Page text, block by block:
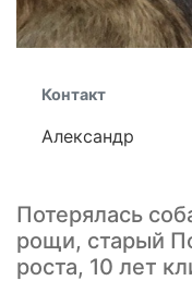
Контакт
Александр
Потерялась
рощи, старый
роста, 10 лет